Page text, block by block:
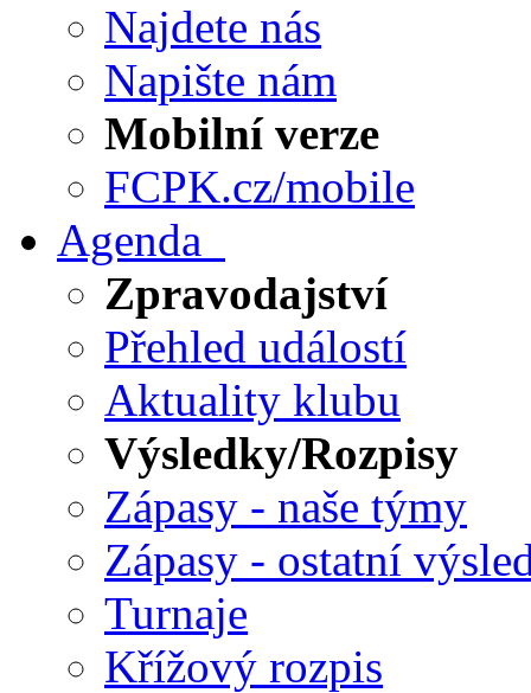
Najdete nás
Napište nám
Mobilní verze
FCPK.cz/mobile
Agenda
Zpravodajství
Přehled událostí
Aktuality klubu
Výsledky/Rozpisy
Zápasy - naše týmy
Zápasy - ostatní
Turnaje
Křížový rozpis